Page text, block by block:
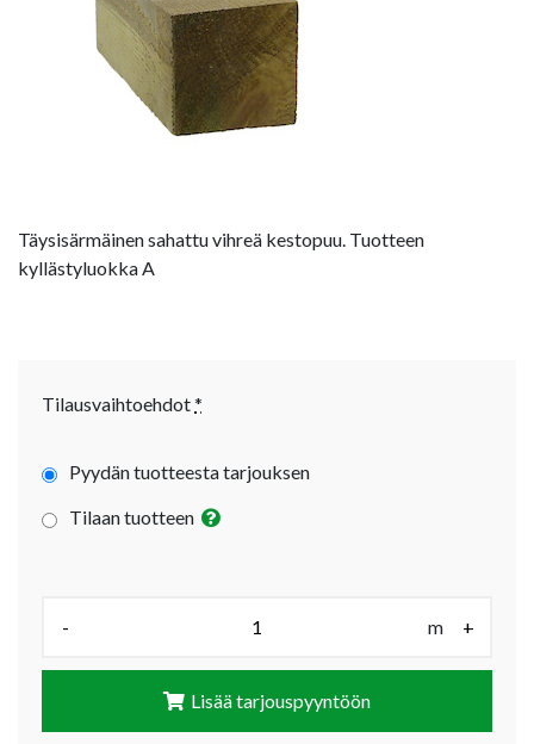
Täysisärmäinen sahattu vihreä kestopuu. Tuotteen
kyllästyluokka A
Tilausvaihtoehdot*
Pyydän tuotteesta tarjouksen
Tilaan tuotteen
- m +
Lisää tarjouspyyntöön